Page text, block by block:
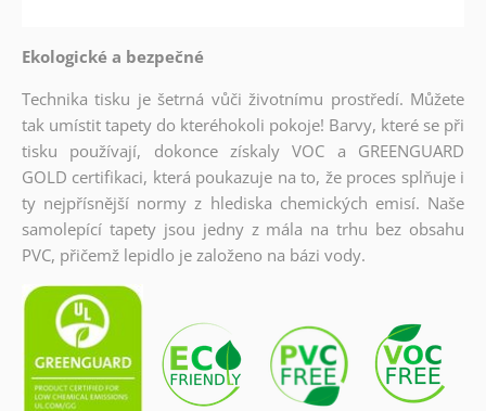
Ekologické a bezpečné
Technika tisku je šetrná vůči životnímu prostředí. Můžete
tak umístit tapety do kteréhokoli pokoje! Barvy, které se při
tisku používají, dokonce získaly VOC a GREENGUARD
GOLD certifikaci, která poukazuje na to, že proces splňuje i
ty nejpřísnější normy z hlediska chemických emisí. Naše
samolepící tapety jsou jedny z mála na trhu bez obsahu
PVC, přičemž lepidlo je založeno na bázi vody.